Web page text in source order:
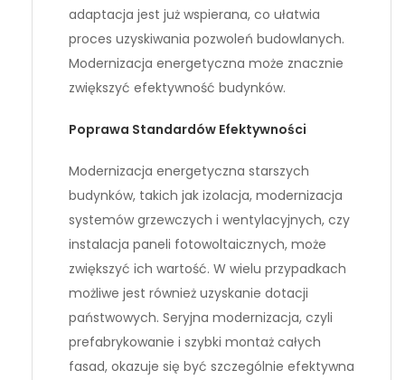
adaptacja jest już wspierana, co ułatwia
proces uzyskiwania pozwoleń budowlanych.
Modernizacja energetyczna może znacznie
zwiększyć efektywność budynków.
Poprawa Standardów Efektywności
Modernizacja energetyczna starszych
budynków, takich jak izolacja, modernizacja
systemów grzewczych i wentylacyjnych, czy
instalacja paneli fotowoltaicznych, może
zwiększyć ich wartość. W wielu przypadkach
możliwe jest również uzyskanie dotacji
państwowych. Seryjna modernizacja, czyli
prefabrykowanie i szybki montaż całych
fasad, okazuje się być szczególnie efektywna